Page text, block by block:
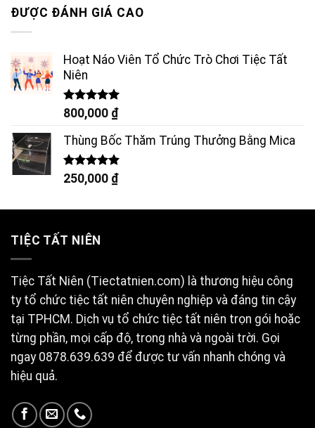
ĐƯỢC ĐÁNH GIÁ CAO
Hoạt Náo Viên Tổ Chức Trò Chơi Tiệc Tất
Niên
Được xếp
hạng
5 sao
800,000 ₫
Thùng Bốc Thăm Trúng Thưởng Bằng Mica
Được xếp
hạng
250,000 ₫
TIỆC TẤT NIÊN
Tiệc Tất Niên (Tiectatnien.com) là thương hiệu công
ty tổ chức tiệc tất niên chuyên nghiệp và đáng tin cậy
tại TPHCM. Dịch vụ tổ chức tiệc tất niên trọn gói hoặc
từng phần, mọi cấp độ, trong nhà và ngoài trời. Gọi
ngay 0878.639.639 để được tư vấn nhanh chóng và
hiệu quả.